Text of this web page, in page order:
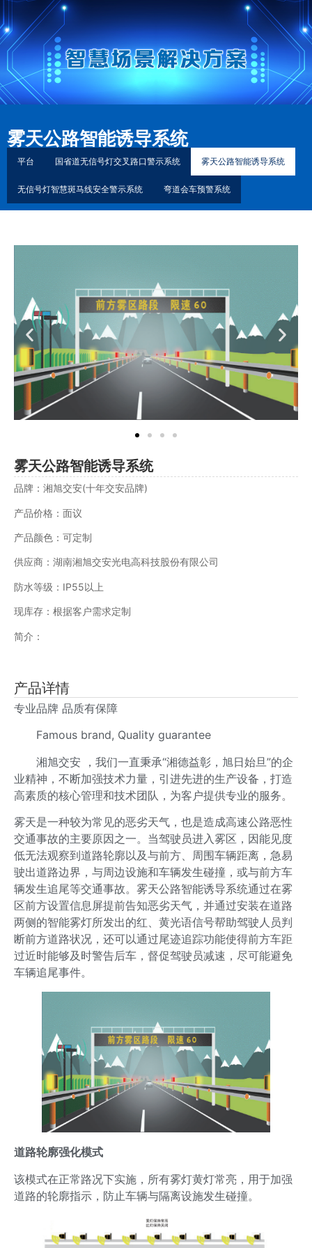
雾天公路智能诱导系统
平台 国省道无信号灯交叉路口警示系统 雾天公路智能诱导系统
无信号灯智慧斑马线安全警示系统 弯道会车预警系统
雾天公路智能诱导系统
品牌：湘旭交安(十年交安品牌)
产品价格：面议
产品颜色：可定制
供应商：湖南湘旭交安光电高科技股份有限公司
防水等级：IP55以上
现库存：根据客户需求定制
简介：
产品详情
专业品牌 品质有保障
Famous brand, Quality guarantee
湘旭交安 ，我们一直秉承“湘德益彰，旭日始旦”的企
业精神，不断加强技术力量，引进先进的生产设备，打造
高素质的核心管理和技术团队，为客户提供专业的服务。
雾天是一种较为常见的恶劣天气，也是造成高速公路恶性
交通事故的主要原因之一。当驾驶员进入雾区，因能见度
低无法观察到道路轮廓以及与前方、周围车辆距离，急易
驶出道路边界，与周边设施和车辆发生碰撞，或与前方车
辆发生追尾等交通事故。雾天公路智能诱导系统通过在雾
区前方设置信息屏提前告知恶劣天气，并通过安装在道路
两侧的智能雾灯所发出的红、黄光语信号帮助驾驶人员判
断前方道路状况，还可以通过尾迹追踪功能使得前方车距
过近时能够及时警告后车，督促驾驶员减速，尽可能避免
车辆追尾事件。
道路轮廓强化模式
该模式在正常路况下实施，所有雾灯黄灯常亮，用于加强
道路的轮廓指示，防止车辆与隔离设施发生碰撞。